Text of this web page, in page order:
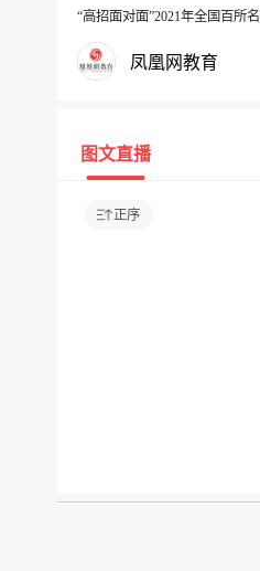
00:00
“高招面对面”2021年全国百所
凤凰网教育
图文直播
正序